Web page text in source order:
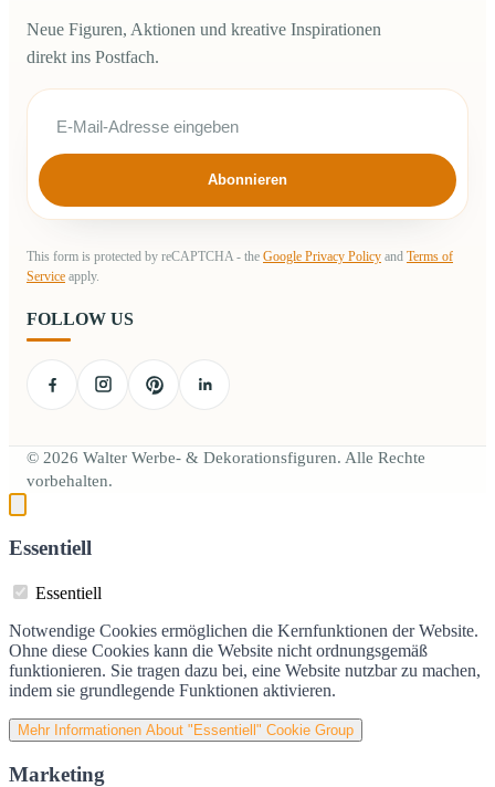
Neue Figuren, Aktionen und kreative Inspirationen
direkt ins Postfach.
Abonnieren
This form is protected by reCAPTCHA - the Google Privacy Policy and Terms of
Service apply.
FOLLOW US
© 2026 Walter Werbe- & Dekorationsfiguren. Alle Rechte
vorbehalten.
Essentiell
Essentiell
Notwendige Cookies ermöglichen die Kernfunktionen der Website.
Ohne diese Cookies kann die Website nicht ordnungsgemäß
funktionieren. Sie tragen dazu bei, eine Website nutzbar zu machen,
indem sie grundlegende Funktionen aktivieren.
Mehr Informationen About "Essentiell" Cookie Group
Marketing